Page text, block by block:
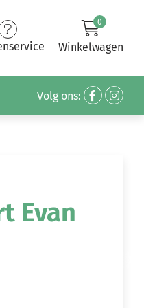
0
Winkelwagen
Volg ons:
Evan